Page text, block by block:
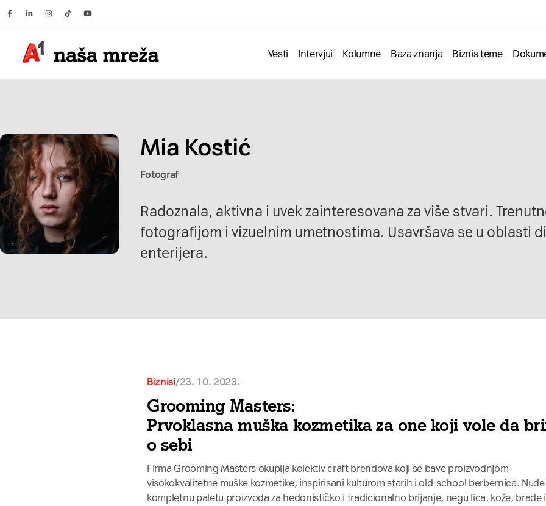
Facebook
LinkedinInstagram
TiktokYoutube
Vesti Intervjui Kolumne Baza znanja Biznis teme
Mia Kostić
Fotograf
Radoznala, aktivna i uvek zainteresovana za više stvari.
fotografijom i vizuelnim umetnostima. Usavršava se u oblasti
enterijera.
Biznisi/23. 10. 2023.
Grooming Masters:
Prvoklasna muška kozmetika za one koji vole da
o sebi
Firma Grooming Masters okuplja kolektiv craft brendova koji se bave proizvodnjom
visokokvalitetne muške kozmetike, inspirisani kulturom starih i old-school berbernica. Nude
kompletnu paletu proizvoda za hedonističko i tradicionalno brijanje, negu lica, kože, brade i